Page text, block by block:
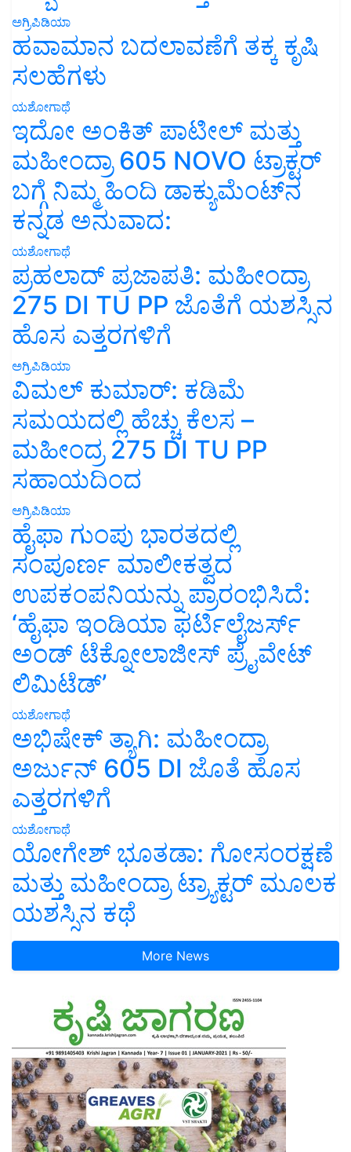
ಅಗ್ರಿಪಿಡಿಯಾ
ಹವಾಮಾನ ಬದಲಾವಣೆಗೆ ತಕ್ಕ ಕೃಷಿ
ಸಲಹೆಗಳು
ಯಶೋಗಾಥೆ
ಇದೋ ಅಂಕಿತ್ ಪಾಟೀಲ್ ಮತ್ತು
ಮಹೀಂದ್ರಾ 605 NOVO ಟ್ರಾಕ್ಟರ್
ಬಗ್ಗೆ ನಿಮ್ಮ ಹಿಂದಿ ಡಾಕ್ಯುಮೆಂಟ್‌ನ
ಕನ್ನಡ ಅನುವಾದ:
ಯಶೋಗಾಥೆ
ಪ್ರಹಲಾದ್ ಪ್ರಜಾಪತಿ: ಮಹೀಂದ್ರಾ
275 DI TU PP ಜೊತೆಗೆ ಯಶಸ್ಸಿನ
ಹೊಸ ಎತ್ತರಗಳಿಗೆ
ಅಗ್ರಿಪಿಡಿಯಾ
ವಿಮಲ್ ಕುಮಾರ್: ಕಡಿಮೆ
ಸಮಯದಲ್ಲಿ ಹೆಚ್ಚು ಕೆಲಸ –
ಮಹೀಂದ್ರ 275 DI TU PP
ಸಹಾಯದಿಂದ
ಅಗ್ರಿಪಿಡಿಯಾ
ಹೈಫಾ ಗುಂಪು ಭಾರತದಲ್ಲಿ
ಸಂಪೂರ್ಣ ಮಾಲೀಕತ್ವದ
ಉಪಕಂಪನಿಯನ್ನು ಪ್ರಾರಂಭಿಸಿದೆ:
‘ಹೈಫಾ ಇಂಡಿಯಾ ಫರ್ಟಿಲೈಜರ್ಸ್
ಅಂಡ್ ಟೆಕ್ನೋಲಾಜೀಸ್ ಪ್ರೈವೇಟ್
ಲಿಮಿಟೆಡ್’
ಯಶೋಗಾಥೆ
ಅಭಿಷೇಕ್ ತ್ಯಾಗಿ: ಮಹೀಂದ್ರಾ
ಅರ್ಜುನ್ 605 DI ಜೊತೆ ಹೊಸ
ಎತ್ತರಗಳಿಗೆ
ಯಶೋಗಾಥೆ
ಯೋಗೇಶ್ ಭೂತಡಾ: ಗೋಸಂರಕ್ಷಣೆ
ಮತ್ತು ಮಹೀಂದ್ರಾ ಟ್ರ್ಯಾಕ್ಟರ್ ಮೂಲಕ
ಯಶಸ್ಸಿನ ಕಥೆ
More News